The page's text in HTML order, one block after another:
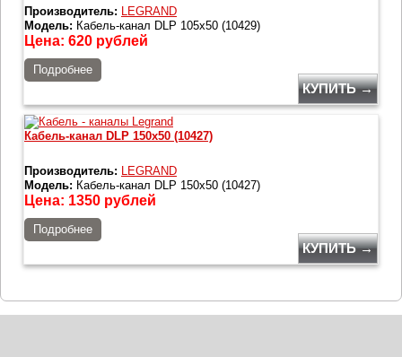
Производитель: LEGRAND
Модель: Кабель-канал DLP 105x50 (10429)
Цена: 620 рублей
Подробнее
КУПИТЬ →
Кабель-канал DLP 150x50 (10427)
Производитель: LEGRAND
Модель: Кабель-канал DLP 150x50 (10427)
Цена: 1350 рублей
Подробнее
КУПИТЬ →